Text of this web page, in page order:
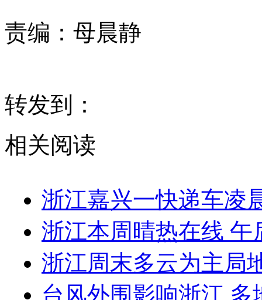
责编： 母晨静
转发到：
相关阅读
浙江嘉兴一快递车凌
浙江本周晴热在线
浙江周末多云为主局
台风外围影响浙江 多